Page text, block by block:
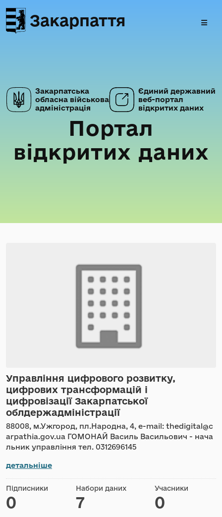
Закарпаття
Закарпатська
обласна військова
адміністрація
Єдиний державний
веб-портал
відкритих даних
Портал
відкритих даних
Управління цифрового розвитку,
цифрових трансформацій і
цифровізації Закарпатської
облдержадміністрації
88008, м.Ужгород, пл.Народна, 4, e-mail: thedigital@c
arpathia.gov.ua ГОМОНАЙ Василь Васильович - нача
льник управління тел. 0312696145
детальніше
Підписники
0
Набори даних
7
Учасники
0